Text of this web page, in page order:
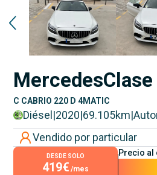
MercedesClase
C CABRIO 220 D 4MATIC
Diésel |2020|69.105km|
Vendido por particular
DESDE SOLO
419€ /mes
Precio al